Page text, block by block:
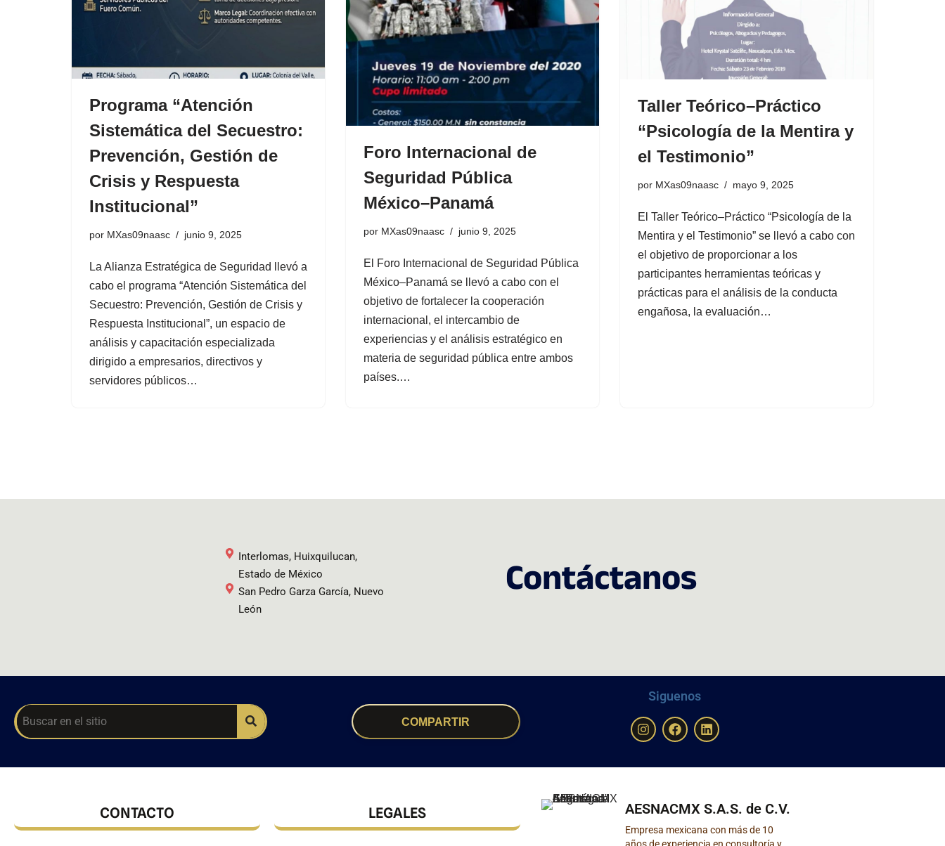
Programa “Atención
Sistemática del Secuestro:
Prevención, Gestión de
Crisis y Respuesta
Institucional”
por MXas09naasc junio 9, 2025
La Alianza Estratégica de Seguridad llevó a
cabo el programa “Atención Sistemática del
Secuestro: Prevención, Gestión de Crisis y
Respuesta Institucional”, un espacio de
análisis y capacitación especializada
dirigido a empresarios, directivos y
servidores públicos…
Foro Internacional de
Seguridad Pública
México–Panamá
por MXas09naasc junio 9, 2025
El Foro Internacional de Seguridad Pública
México–Panamá se llevó a cabo con el
objetivo de fortalecer la cooperación
internacional, el intercambio de
experiencias y el análisis estratégico en
materia de seguridad pública entre ambos
países.…
Taller Teórico–Práctico
“Psicología de la Mentira y
el Testimonio”
por MXas09naasc mayo 9, 2025
El Taller Teórico–Práctico “Psicología de la
Mentira y el Testimonio” se llevó a cabo con
el objetivo de proporcionar a los
participantes herramientas teóricas y
prácticas para el análisis de la conducta
engañosa, la evaluación…
Interlomas, Huixquilucan,
Estado de México
San Pedro Garza García, Nuevo
León
Contáctanos
COMPARTIR
Siguenos
CONTACTO LEGALES AESNACMX S.A.S. de C.V.
Empresa mexicana con más de 10